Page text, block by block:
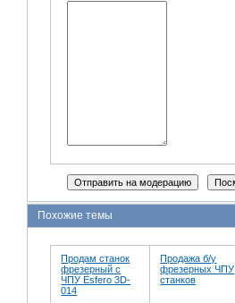
Похожие темы
Продам станок
фрезерный с
ЧПУ Esfero 3D-
014
Продажа б/у
фрезерных ЧПУ
станков